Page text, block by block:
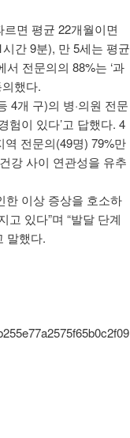
르면 평균 22개월이면
간 9분), 만 5세는 평균
전문의의 88%는 ‘과
했다.
4개 구)의 병·의원 전문
험이 있다’고 답했다. 4
전문의(49명) 79%만
강 사이 연관성을 유추
한 이상 증상을 호소하
있다”며 “발달 단계
말했다.